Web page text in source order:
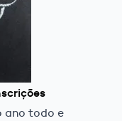
ano todo e